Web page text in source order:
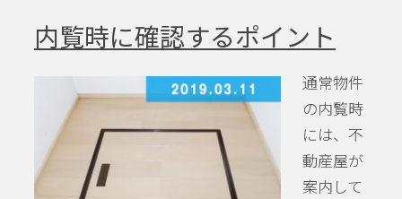
内覧時に確認するポイント
通常物件
の内覧時
には、不
動産屋が
案内して